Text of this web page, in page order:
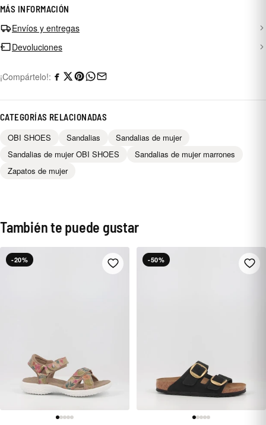
MÁS INFORMACIÓN
Envíos y entregas
Devoluciones
¡Compártelo!:
CATEGORÍAS RELACIONADAS
OBI SHOES Sandalias
Sandalias de mujer
Sandalias de mujer OBI SHOES
Sandalias de mujer marrones
Zapatos de mujer
También te puede gustar
-20% -50%